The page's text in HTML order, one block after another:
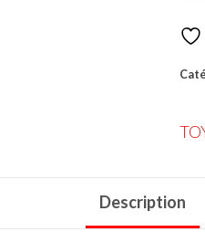
Description